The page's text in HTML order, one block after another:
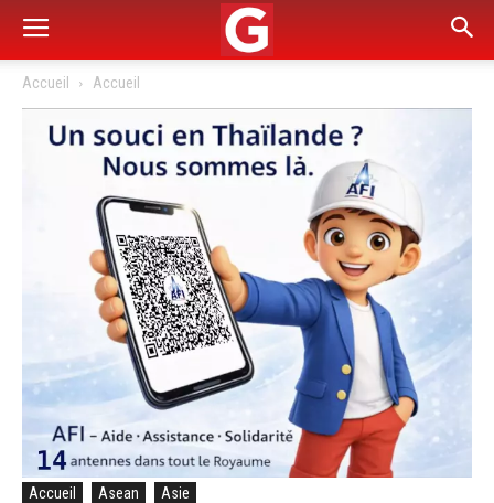
Accueil Accueil
Accueil Asean Asie